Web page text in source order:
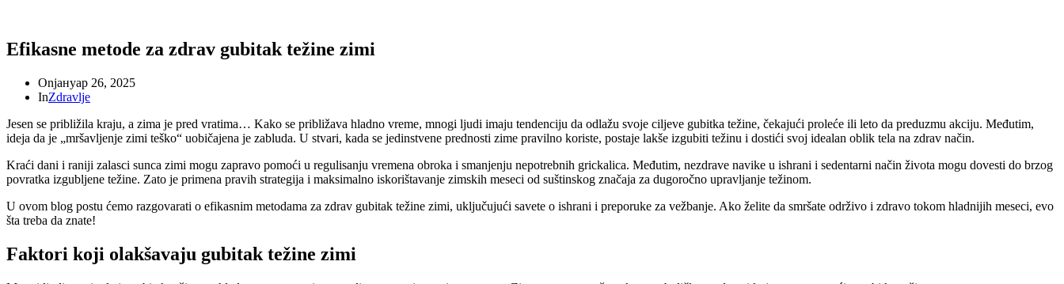
Efikasne metode za zdrav gubitak težine zimi
Onјануар 26, 2025
InZdravlje
Jesen se približila kraju, a zima je pred vratima… Kako se približava hladno vreme, mnogi ljudi imaju tendenciju da odlažu svoje ciljeve gubitka težine, čekajući proleće ili leto da preduzmu akciju. Međutim,
ideja da je „mršavljenje zimi teško“ uobičajena je zabluda. U stvari, kada se jedinstvene prednosti zime pravilno koriste, postaje lakše izgubiti težinu i dostići svoj idealan oblik tela na zdrav način.
Kraći dani i raniji zalasci sunca zimi mogu zapravo pomoći u regulisanju vremena obroka i smanjenju nepotrebnih grickalica. Međutim, nezdrave navike u ishrani i sedentarni način života mogu dovesti do brzog
povratka izgubljene težine. Zato je primena pravih strategija i maksimalno iskorištavanje zimskih meseci od suštinskog značaja za dugoročno upravljanje težinom.
U ovom blog postu ćemo razgovarati o efikasnim metodama za zdrav gubitak težine zimi, uključujući savete o ishrani i preporuke za vežbanje. Ako želite da smršate održivo i zdravo tokom hladnijih meseci, evo
šta treba da znate!
Faktori koji olakšavaju gubitak težine zimi